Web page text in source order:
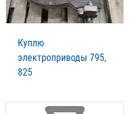
Куплю
электроприводы 795,
825